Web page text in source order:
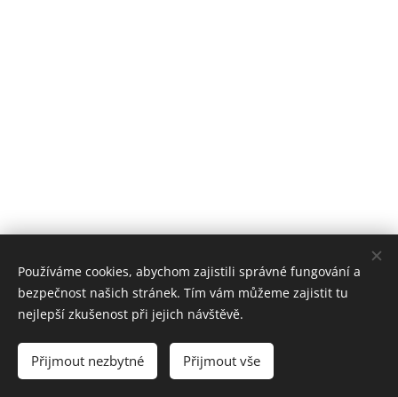
Divadlo H.A.D.
Všechna práva vyhrazena.
Používáme cookies, abychom zajistili správné fungování a
bezpečnost našich stránek. Tím vám můžeme zajistit tu
nejlepší zkušenost při jejich návštěvě.
Přijmout nezbytné Přijmout vše